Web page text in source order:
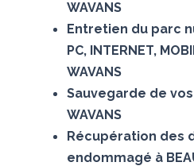
WAVANS
Entretien du parc
PC, INTERNET,
WAVANS
Sauvegarde de vos
WAVANS
Récupération des
endommagé à